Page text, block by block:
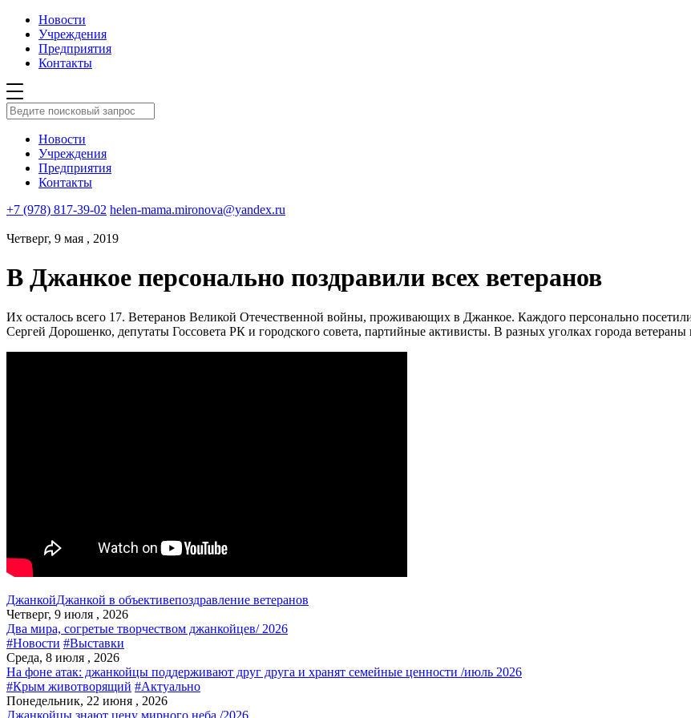
Новости
Учреждения
Предприятия
Контакты
Новости
Учреждения
Предприятия
Контакты
+7 (978) 817-39-02 helen-mama.mironova@yandex.ru
Четверг, 9 мая , 2019
В Джанкое персонально поздравили всех ветеранов
Их осталось всего 17. Ветеранов Великой Отечественной войны, проживающих в Джанкое. Каждого персонально
Сергей Дорошенко, депутаты Госсовета РК и городского совета, партийные активисты. В разных уголках города
ДжанкойДжанкой в объективепоздравление ветеранов
Четверг, 9 июля , 2026
Два мира, согретые творчеством джанкойцев/ 2026
#Новости #Выставки
Среда, 8 июля , 2026
На фоне атак: джанкойцы поддерживают друг друга и хранят семейные ценности /июль 2026
#Крым животворящий #Актуально
Понедельник, 22 июня , 2026
Джанкойцы знают цену мирного неба /2026